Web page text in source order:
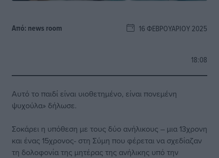
Από: news room 16 ΦΕΒΡΟΥΑΡΊΟΥ 2025
18:08
Aυτό το παιδί είναι υιοθετημένο, είναι πονεμένη
ψυχούλα» δήλωσε.
Σοκάρει η υπόθεση με τους δύο ανήλικους – μια 13χρονη
και ένας 15χρονος- στη Σύμη που φέρεται να σχεδίαζαν
τη δολοφονία της μητέρας της ανήλικης υπό την